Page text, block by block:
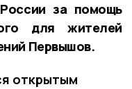
за помощь
для жителей
Первышов.
открытым